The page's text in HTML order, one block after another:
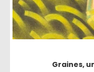
Graines,